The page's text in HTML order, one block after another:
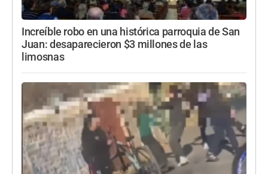
Increíble robo en una histórica parroquia de San
Juan: desaparecieron $3 millones de las
limosnas